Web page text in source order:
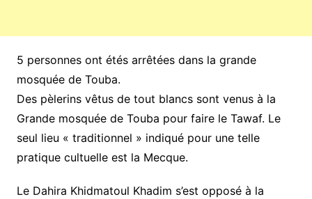
5 personnes ont étés arrêtées dans la grande
mosquée de Touba.
Des pèlerins vêtus de tout blancs sont venus à la
Grande mosquée de Touba pour faire le Tawaf. Le
seul lieu « traditionnel » indiqué pour une telle
pratique cultuelle est la Mecque.
Le Dahira Khidmatoul Khadim s’est opposé à la